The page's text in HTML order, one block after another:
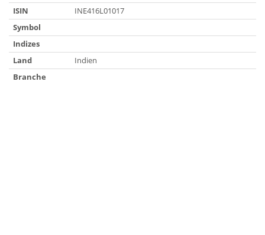
ISIN
INE416L01017
Symbol
Indizes
Land
Indien
Branche